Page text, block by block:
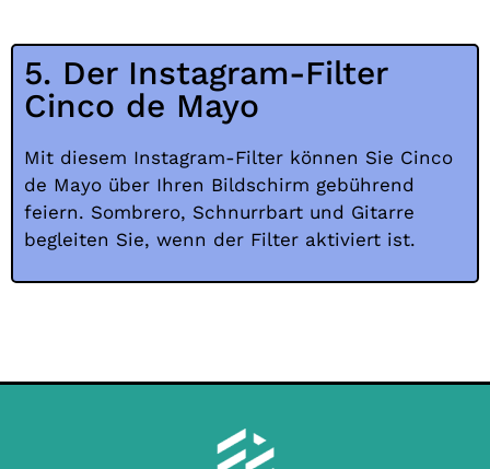
5. Der Instagram-Filter
Cinco de Mayo
Mit diesem Instagram-Filter können Sie Cinco
de Mayo über Ihren Bildschirm gebührend
feiern. Sombrero, Schnurrbart und Gitarre
begleiten Sie, wenn der Filter aktiviert ist.